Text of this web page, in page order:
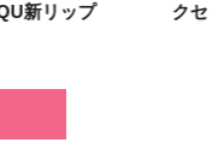
リップ クセ・